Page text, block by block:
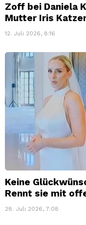
Zoff bei Daniela
Mutter Iris
12. Juli 2026, 8:16
Keine
Rennt sie mit
28. Juli 2026, 7:08